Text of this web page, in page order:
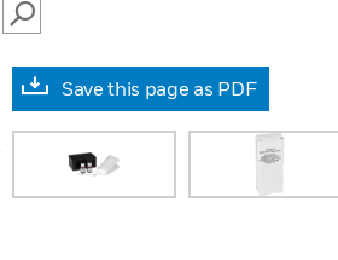
SEARCH
Save this page as PDF